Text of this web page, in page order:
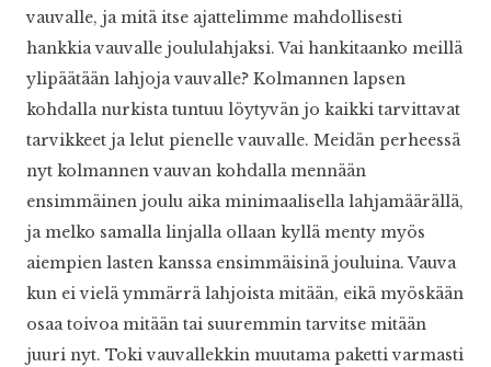
vauvalle, ja mitä itse ajattelimme mahdollisesti
hankkia vauvalle joululahjaksi. Vai hankitaanko meillä
ylipäätään lahjoja vauvalle? Kolmannen lapsen
kohdalla nurkista tuntuu löytyvän jo kaikki tarvittavat
tarvikkeet ja lelut pienelle vauvalle. Meidän perheessä
nyt kolmannen vauvan kohdalla mennään
ensimmäinen joulu aika minimaalisella lahjamäärällä,
ja melko samalla linjalla ollaan kyllä menty myös
aiempien lasten kanssa ensimmäisinä jouluina. Vauva
kun ei vielä ymmärrä lahjoista mitään, eikä myöskään
osaa toivoa mitään tai suuremmin tarvitse mitään
juuri nyt. Toki vauvallekkin muutama paketti varmasti